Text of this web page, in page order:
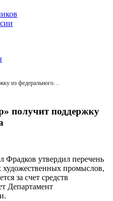
Завод «Псковский гончар» получит поддержку из федерального бюджета
получит поддержку
Фрадков утвердил перечень
художественных промыслов,
за счет средств
Департамент